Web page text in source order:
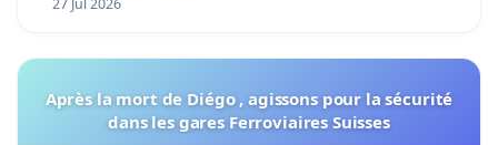
Après la mort de Diégo , agissons pour la sécurité
dans les gares Ferroviaires Suisses